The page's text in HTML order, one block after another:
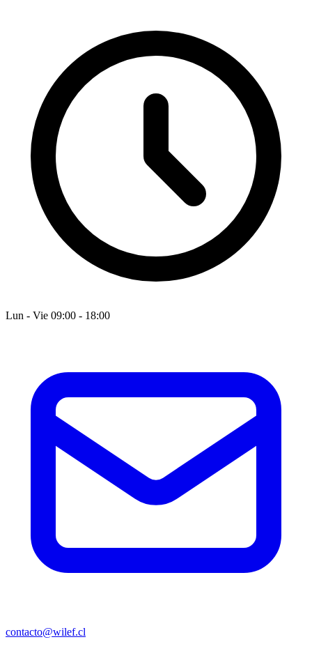
Lun - Vie 09:00 - 18:00
contacto@wilef.cl